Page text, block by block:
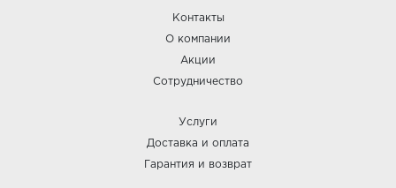
Контакты
О компании
Акции
Сотрудничество
Услуги
Доставка и оплата
Гарантия и возврат